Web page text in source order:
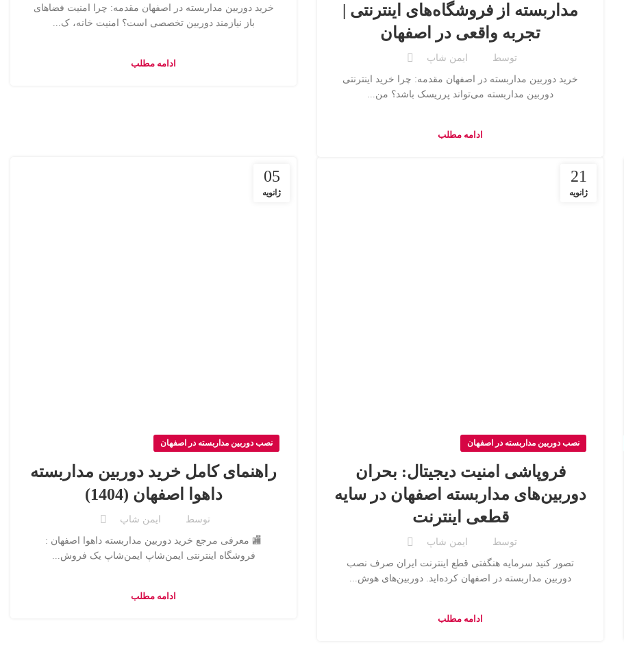
مداربسته از فروشگاه‌های اینترنتی |
تجربه واقعی در اصفهان
توسط ایمن شاپ
خرید دوربین مداربسته در اصفهان مقدمه: چرا خرید اینترنتی
دوربین مداربسته می‌تواند پرریسک باشد؟ من...
ادامه مطلب
خرید دوربین مداربسته در اصفهان مقدمه: چرا امنیت فضاهای
باز نیازمند دوربین تخصصی است؟ امنیت خانه، ک...
ادامه مطلب
21
ژانویه
نصب دوربین مداربسته در اصفهان
فروپاشی امنیت دیجیتال: بحران
دوربین‌های مداربسته اصفهان در سایه
قطعی اینترنت
توسط ایمن شاپ
تصور کنید سرمایه هنگفتی قطع اینترنت ایران صرف نصب
دوربین مداربسته در اصفهان کرده‌اید. دوربین‌های هوش...
ادامه مطلب
05
ژانویه
نصب دوربین مداربسته در اصفهان
راهنمای کامل خرید دوربین مداربسته
داهوا اصفهان (1404)
توسط ایمن شاپ
🏬 معرفی مرجع خرید دوربین مداربسته داهوا اصفهان :
فروشگاه اینترنتی ایمن‌شاپ ایمن‌شاپ یک فروش...
ادامه مطلب